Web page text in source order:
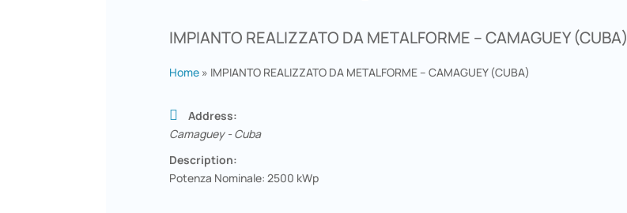
IMPIANTO REALIZZATO DA METALFORME – CAMAGUEY (CUBA)
Home» IMPIANTO REALIZZATO DA METALFORME – CAMAGUEY (CUBA)
Address:
Camaguey - Cuba
Description:
Potenza Nominale: 2500 kWp